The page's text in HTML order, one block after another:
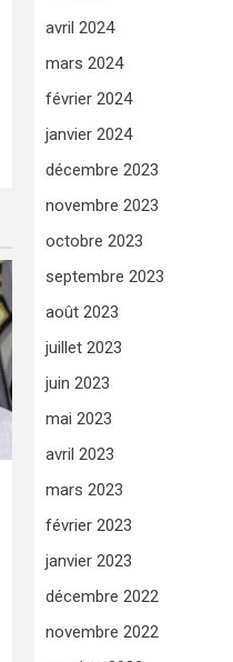
avril 2024
mars 2024
février 2024
janvier 2024
décembre 2023
novembre 2023
octobre 2023
septembre 2023
août 2023
juillet 2023
juin 2023
mai 2023
avril 2023
mars 2023
février 2023
janvier 2023
décembre 2022
novembre 2022